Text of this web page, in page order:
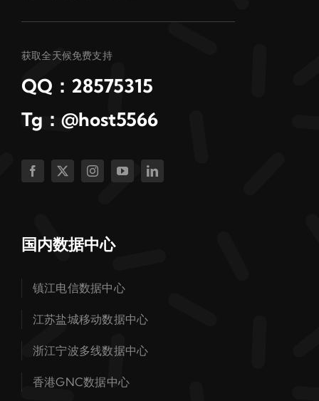
获取全天候免费支持
QQ：28575315
Tg：@host5566
国内数据中心
镇江电信数据中心
江苏盐城移动数据中心
浙江宁波多线数据中心
香港GNC数据中心